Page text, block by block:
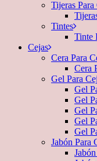
Tijeras
Tintes
Tinte
Cejas
Cera Para
Cera
Gel Para
Gel
Gel
Gel
Gel
Gel
Jabón Para